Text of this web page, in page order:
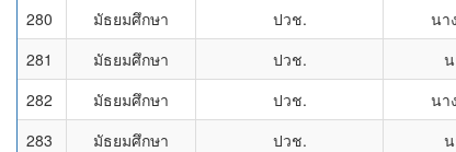
280
มัธยมศึกษา ปวช. นา
281
มัธยมศึกษา ปวช.
282
มัธยมศึกษา ปวช. นา
283
มัธยมศึกษา ปวช.